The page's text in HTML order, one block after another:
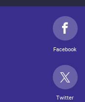
Facebook
Twitter